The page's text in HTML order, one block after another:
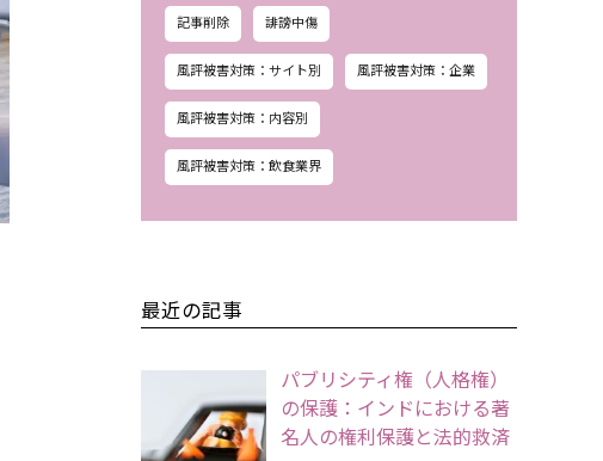
記事削除 誹謗中傷
風評被害対策：サイト別 風評被害対策：企業
風評被害対策：内容別
風評被害対策：飲食業界
最近の記事
パブリシティ権（人格権）
の保護：インドにおける著
名人の権利保護と法的救済